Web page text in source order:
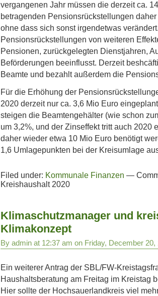
vergangenen Jahr müssen die derzeit ca.
betragenden Pensionsrückstellungen
ohne dass sich sonst irgendetwas
Pensionsrückstellungen von weiteren
Pensionen, zurückgelegten Dienstjahren,
Beförderungen beeinflusst. Derzeit
Beamte und bezahlt außerdem die
Für die Erhöhung der
2020 derzeit nur ca. 3,6 Mio Euro
steigen die Beamtengehälter (wie schon
um 3,2%, und der Zinseffekt tritt auch 2020
daher wieder etwa 10 Mio Euro benötigt
1,6 Umlagepunkten bei der Kreisumlage
Filed under: Kommunale Finanzen —
Kreishaushalt 2020
Klimaschutzmanager und
Klimakonzept
By admin at 12:37 am on Friday, December 20,
Ein weiterer Antrag der SBL/FW-
Haushaltsberatung am Freitag im Kreistag
Hier sollte der Hochsauerlandkreis viel